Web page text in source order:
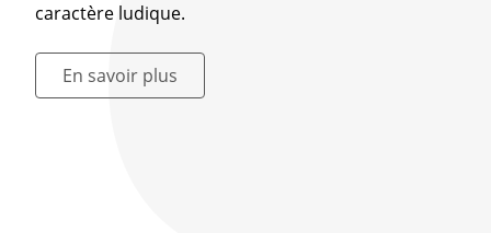
caractère ludique.
En savoir plus